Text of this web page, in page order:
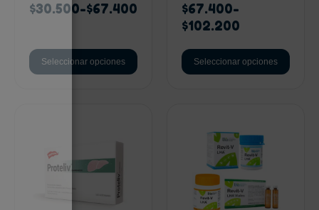
$30.500-$67.400
Seleccionar opciones
$67.400-
$102.200
Seleccionar opciones